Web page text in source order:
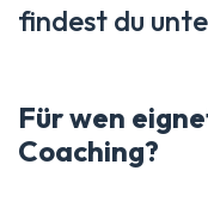
findest du
Für wen
Coaching?